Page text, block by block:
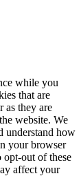
while you
that are
as they are
website. We
understand how
your browser
out of these
affect your